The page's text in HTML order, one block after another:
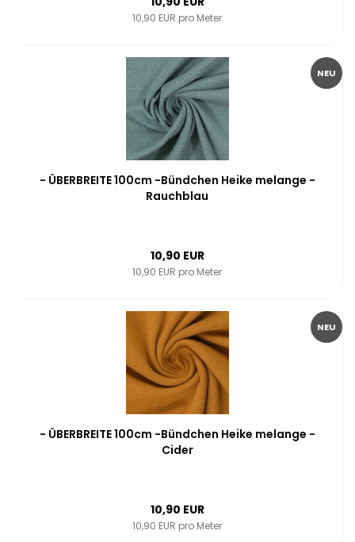
10,90 EUR pro Meter
NEU
- ÜBERBREITE 100cm -Bündchen Heike melange -
Rauchblau
10,90 EUR
10,90 EUR pro Meter
NEU
- ÜBERBREITE 100cm -Bündchen Heike melange -
Cider
10,90 EUR
10,90 EUR pro Meter